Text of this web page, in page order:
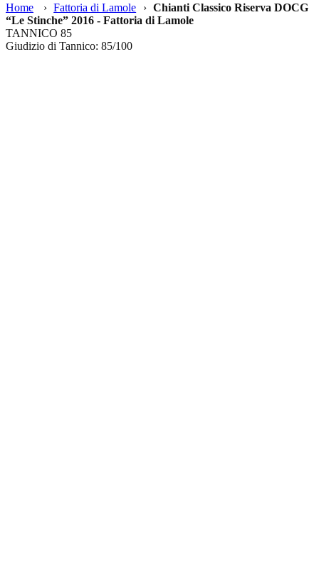
Home
› Fattoria di Lamole › Chianti Classico Riserva DOCG
“Le Stinche” 2016 - Fattoria di Lamole
TANNICO 85
Giudizio di Tannico: 85/100